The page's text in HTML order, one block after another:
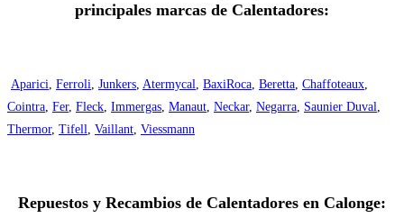
principales marcas de Calentadores:
Aparici, Ferroli, Junkers, Atermycal, BaxiRoca, Beretta, Chaffoteaux,
Cointra, Fer, Fleck, Immergas, Manaut, Neckar, Negarra, Saunier Duval,
Thermor, Tifell, Vaillant, Viessmann
Repuestos y Recambios de Calentadores en Calonge: